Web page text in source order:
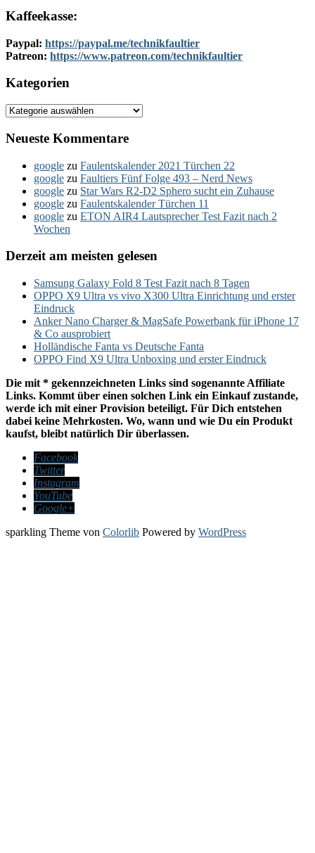
Kaffeekasse:
Paypal: https://paypal.me/technikfaultier
Patreon: https://www.patreon.com/technikfaultier
Kategorien
Kategorien
Neueste Kommentare
google zu Faulentskalender 2021 Türchen 22
google zu Faultiers Fünf Folge 493 – Nerd News
google zu Star Wars R2-D2 Sphero sucht ein Zuhause
google zu Faulentskalender Türchen 11
google zu ETON AIR4 Lautsprecher Test Fazit nach 2
Wochen
Derzeit am meisten gelesen
Samsung Galaxy Fold 8 Test Fazit nach 8 Tagen
OPPO X9 Ultra vs vivo X300 Ultra Einrichtung und erster
Eindruck
Anker Nano Charger & MagSafe Powerbank für iPhone 17
& Co ausprobiert
Holländische Fanta vs Deutsche Fanta
OPPO Find X9 Ultra Unboxing und erster Eindruck
Die mit * gekennzeichneten Links sind sogenannte Affiliate
Links. Kommt über einen solchen Link ein Einkauf zustande,
werde ich mit einer Provision beteiligt. Für Dich entstehen
dabei keine Mehrkosten. Wo, wann und wie Du ein Produkt
kaufst, bleibt natürlich Dir überlassen.
Facebook
Twitter
Instagram
YouTube
Google+
sparkling Theme von Colorlib Powered by WordPress